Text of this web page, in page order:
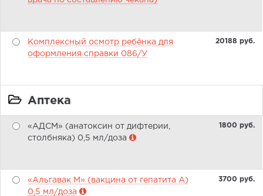
Комплексный осмотр ребёнка для
оформления справки 086/У
20188 pуб.
Аптека
«АДСМ» (анатоксин от дифтерии,
столбняка) 0,5 мл/доза
1800 pуб.
«Альгавак М» (вакцина от гепатита А)
0,5 мл/доза
3700 pуб.